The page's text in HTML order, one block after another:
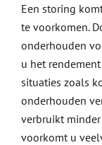
Een storing
te voorkomen.
onderhouden
u het
situaties zoals
onderhouden
verbruikt
voorkomt u